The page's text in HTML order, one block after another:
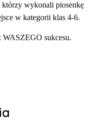
wykonali piosenkę
w kategorii klas 4-6.
WASZEGO sukcesu.